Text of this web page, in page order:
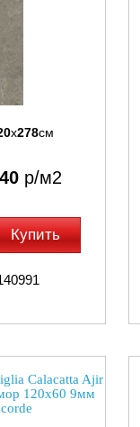
x278см
р/м2
Купить
Calacatta Ajir
120x60 9мм